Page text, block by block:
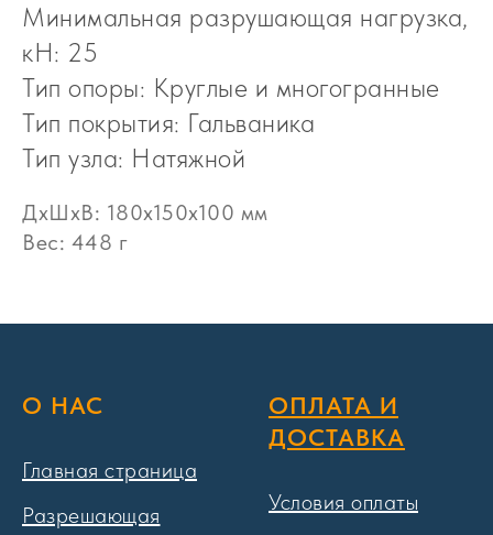
Минимальная разрушающая нагрузка,
кН: 25
Тип опоры: Круглые и многогранные
Тип покрытия: Гальваника
Тип узла: Натяжной
ДxШxВ: 180x150x100 мм
Вес: 448 г
О НАС
Главная страница
Разрешающая
ОПЛАТА И
ДОСТАВКА
Условия оплаты